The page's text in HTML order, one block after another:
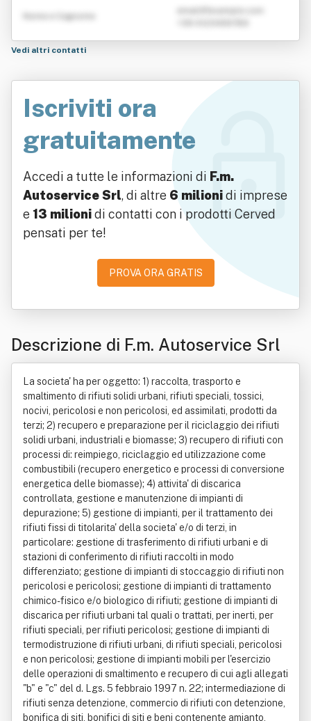
Nome e Cognome
Vedi altri contatti
Iscriviti ora
gratuitamente
Accedi a tutte le informazioni di F.m.
Autoservice Srl, di altre 6 milionidi imprese
e 13 milionidi contatti con i prodotti Cerved
pensati per te!
PROVA ORA GRATIS
Descrizione di F.m. Autoservice Srl
La societa' ha per oggetto: 1) raccolta, trasporto e
smaltimento di rifiuti solidi urbani, rifiuti speciali, tossici,
nocivi, pericolosi e non pericolosi, ed assimilati, prodotti da
terzi; 2) recupero e preparazione per il riciclaggio dei rifiuti
solidi urbani, industriali e biomasse; 3) recupero di rifiuti con
processi di: reimpiego, riciclaggio ed utilizzazione come
combustibili (recupero energetico e processi di conversione
energetica delle biomasse); 4) attivita' di discarica
controllata, gestione e manutenzione di impianti di
depurazione; 5) gestione di impianti, per il trattamento dei
rifiuti fissi di titolarita' della societa' e/o di terzi, in
particolare: gestione di trasferimento di rifiuti urbani e di
stazioni di conferimento di rifiuti raccolti in modo
differenziato; gestione di impianti di stoccaggio di rifiuti non
pericolosi e pericolosi; gestione di impianti di trattamento
chimico-fisico e/o biologico di rifiuti; gestione di impianti di
discarica per rifiuti urbani tal quali o trattati, per inerti, per
rifiuti speciali, per rifiuti pericolosi; gestione di impianti di
termodistruzione di rifiuti urbani, di rifiuti speciali, pericolosi
e non pericolosi; gestione di impianti mobili per l'esercizio
delle operazioni di smaltimento e recupero di cui agli allegati
"b" e "c" del d. Lgs. 5 febbraio 1997 n. 22; intermediazione di
rifiuti senza detenzione, commercio di rifiuti con detenzione,
bonifica di siti, bonifici di siti e beni contenente amianto,